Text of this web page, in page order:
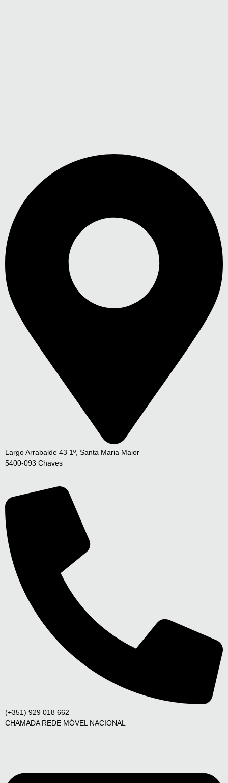
Largo Arrabalde 43 1º, Santa Maria Maior
5400-093 Chaves
(+351) 929 018 662
CHAMADA REDE MÓVEL NACIONAL